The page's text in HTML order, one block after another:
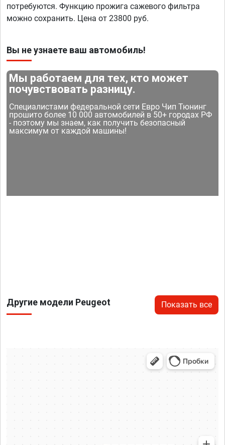
потребуются. Функцию прожига сажевого фильтра
можно сохранить. Цена от 23800 руб.
Вы не узнаете ваш автомобиль!
Мы работаем для тех, кто может
почувствовать разницу.
Специалистами федеральной сети Евро Чип Тюнинг
прошито более 10 000 автомобилей в 50+ городах РФ
- поэтому мы знаем, как получить безопасный
максимум от каждой машины!
Другие модели Peugeot Показать все